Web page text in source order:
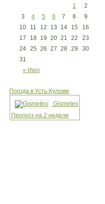
« Июл
1
2
3
4 5 6 7 8
9
10
11 12 13 14 15
16
17
18 19 20 21 22
23
24 25 26 27 28 29
30
31
Погода в Усть-Куломе
Gismeteo
Прогноз на 2 недели